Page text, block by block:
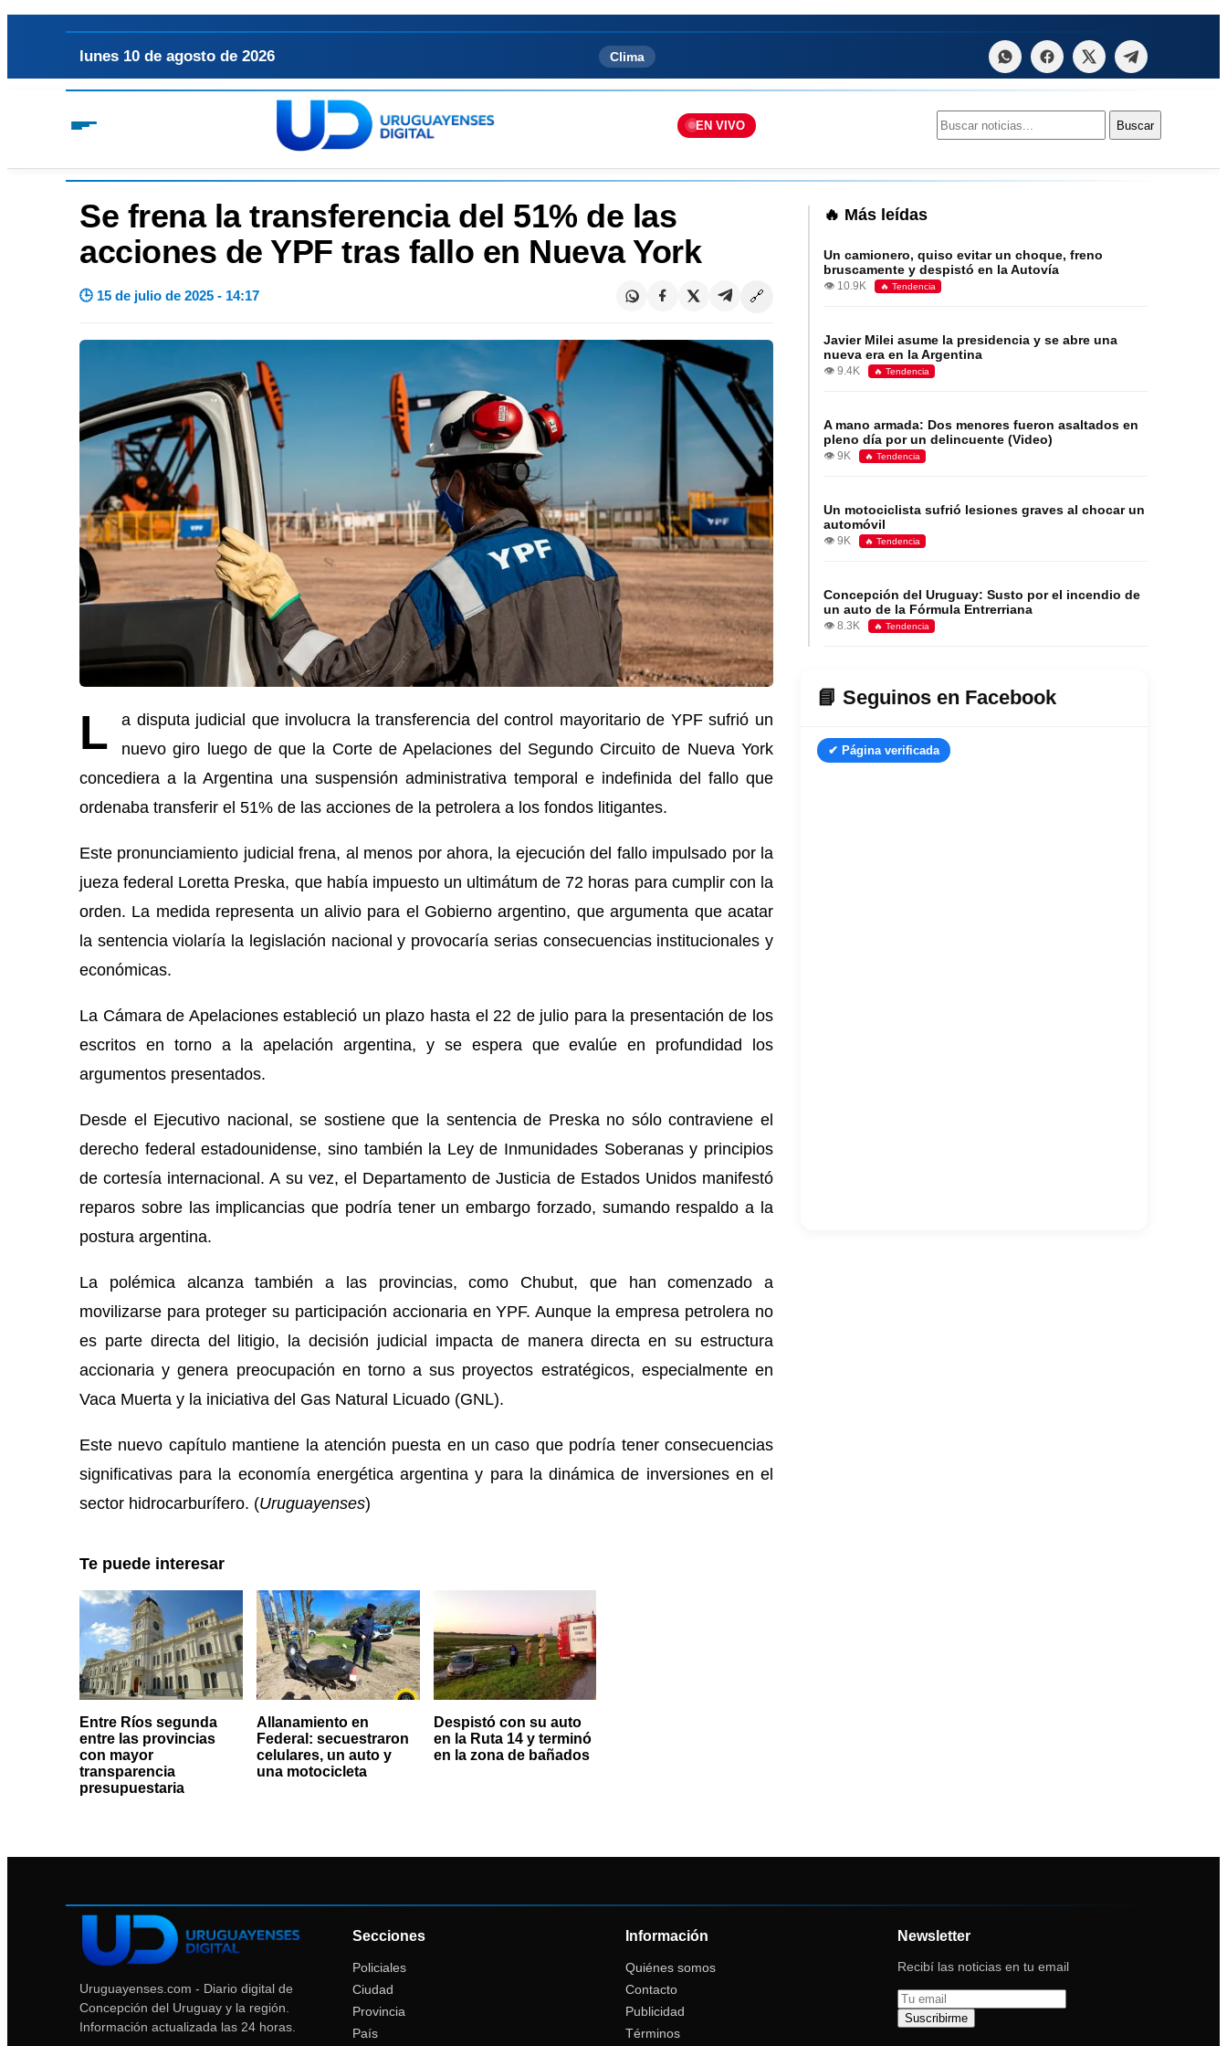
lunes 10 de agosto de 2026 Clima
EN VIVO Buscar: Buscar
Se frena la transferencia del 51% de las
acciones de YPF tras fallo en Nueva York
🕒 15 de julio de 2025 - 14:17 🔗
L
a disputa judicial que involucra la transferencia del control mayoritario de YPF sufrió un
nuevo giro luego de que la Corte de Apelaciones del Segundo Circuito de Nueva York
concediera a la Argentina una suspensión administrativa temporal e indefinida del fallo que
ordenaba transferir el 51% de las acciones de la petrolera a los fondos litigantes.
Este pronunciamiento judicial frena, al menos por ahora, la ejecución del fallo impulsado por la
jueza federal Loretta Preska, que había impuesto un ultimátum de 72 horas para cumplir con la
orden. La medida representa un alivio para el Gobierno argentino, que argumenta que acatar
la sentencia violaría la legislación nacional y provocaría serias consecuencias institucionales y
económicas.
La Cámara de Apelaciones estableció un plazo hasta el 22 de julio para la presentación de los
escritos en torno a la apelación argentina, y se espera que evalúe en profundidad los
argumentos presentados.
Desde el Ejecutivo nacional, se sostiene que la sentencia de Preska no sólo contraviene el
derecho federal estadounidense, sino también la Ley de Inmunidades Soberanas y principios
de cortesía internacional. A su vez, el Departamento de Justicia de Estados Unidos manifestó
reparos sobre las implicancias que podría tener un embargo forzado, sumando respaldo a la
postura argentina.
La polémica alcanza también a las provincias, como Chubut, que han comenzado a
movilizarse para proteger su participación accionaria en YPF. Aunque la empresa petrolera no
es parte directa del litigio, la decisión judicial impacta de manera directa en su estructura
accionaria y genera preocupación en torno a sus proyectos estratégicos, especialmente en
Vaca Muerta y la iniciativa del Gas Natural Licuado (GNL).
Este nuevo capítulo mantiene la atención puesta en un caso que podría tener consecuencias
significativas para la economía energética argentina y para la dinámica de inversiones en el
sector hidrocarburífero. (Uruguayenses)
Te puede interesar
Entre Ríos segunda
entre las provincias
con mayor
transparencia
presupuestaria
Allanamiento en
Federal: secuestraron
celulares, un auto y
una motocicleta
Despistó con su auto
en la Ruta 14 y terminó
en la zona de bañados
🔥 Más leídas
Un camionero, quiso evitar un choque, freno
bruscamente y despistó en la Autovía
👁️ 10.9K 🔥 Tendencia
Javier Milei asume la presidencia y se abre una
nueva era en la Argentina
👁️ 9.4K 🔥 Tendencia
A mano armada: Dos menores fueron asaltados en
pleno día por un delincuente (Video)
👁️ 9K 🔥 Tendencia
Un motociclista sufrió lesiones graves al chocar un
automóvil
👁️ 9K 🔥 Tendencia
Concepción del Uruguay: Susto por el incendio de
un auto de la Fórmula Entrerriana
👁️ 8.3K 🔥 Tendencia
📘 Seguinos en Facebook
✔ Página verificada
Uruguayenses.com - Diario digital de
Concepción del Uruguay y la región.
Información actualizada las 24 horas.
Secciones
Policiales
Ciudad
Provincia
País
Información
Quiénes somos
Contacto
Publicidad
Términos
Newsletter
Recibí las noticias en tu email
Suscribirme